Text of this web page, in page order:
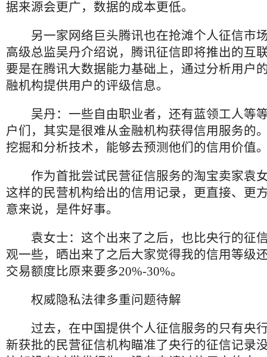
据来源会更广，数据的成本更低。
另一家网络巨头腾讯也在抢滩个人征信市
高级总监吴丹介绍说，腾讯征信即将推出的互
要是在腾讯大数据能力基础上，通过分析用户
融机构提供用户的评级信息。
吴丹：一些自由职业者，还有蓝领工人等
户们，其实是很难从金融机构获得信用服务的
挖掘和分析技术，能够去预测他们的信用价值
作为首批尝试民营征信服务的淘宝卖家袁
这样的民营机构给出的信用记录，更直接、更
意来说，是件好事。
袁女士：这个出来了之后，也比央行的征
观一些，晒出来了之后大家觉得我的信用等级
交易额度比原来要多20%-30%。
权威隐私法律多重问题待解
过去，在中国提供个人征信服务的只有央
新获批的民营征信机构瞄准了央行的征信记录